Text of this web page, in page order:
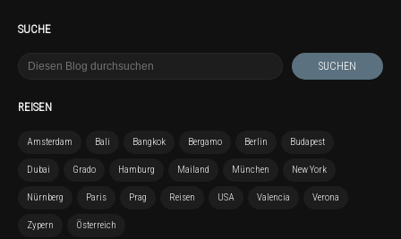
SUCHE
REISEN
Amsterdam Bali Bangkok Bergamo Berlin Budapest
Dubai Grado Hamburg Mailand München New York
Nürnberg Paris Prag Reisen USA Valencia Verona
Zypern Österreich